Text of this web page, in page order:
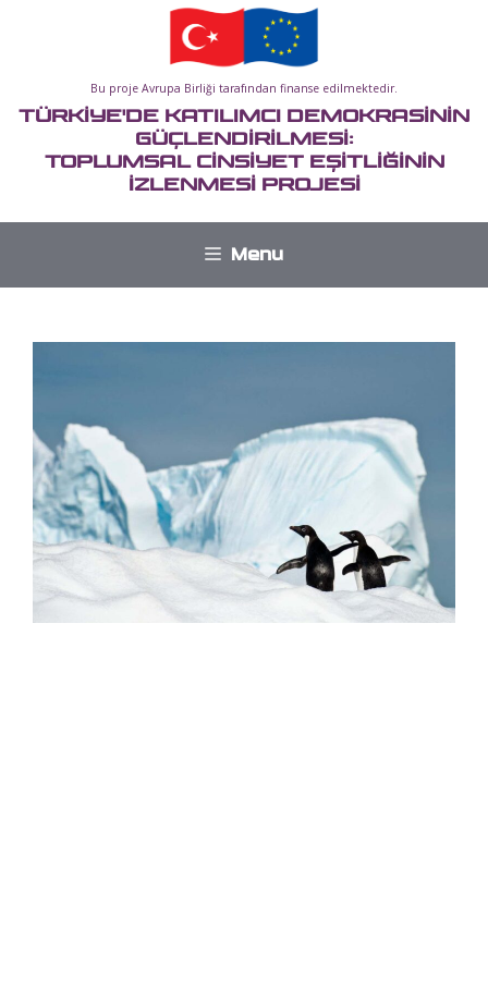
Bu proje Avrupa Birliği tarafından finanse edilmektedir.
TÜRKİYE'DE KATILIMCI DEMOKRASİNİN
GÜÇLENDİRİLMESİ:
TOPLUMSAL CİNSİYET EŞİTLİĞİNİN
İZLENMESİ PROJESİ
Menu